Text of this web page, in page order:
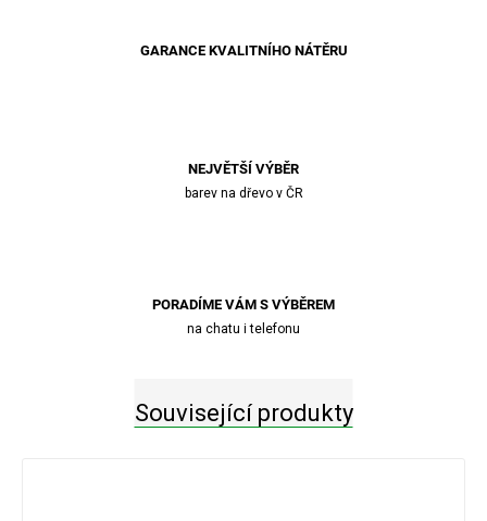
GARANCE KVALITNÍHO NÁTĚRU
NEJVĚTŠÍ VÝBĚR
barev na dřevo v ČR
PORADÍME VÁM S VÝBĚREM
na chatu i telefonu
Související produkty